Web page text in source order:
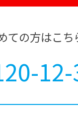
ての方はこち